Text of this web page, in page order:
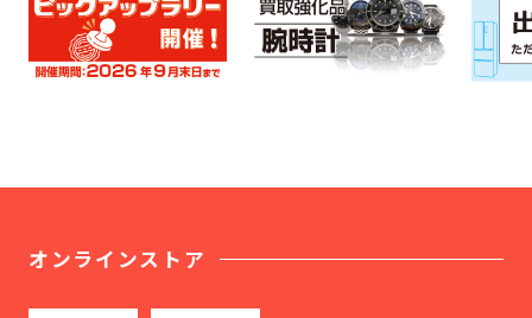
オンラインストア